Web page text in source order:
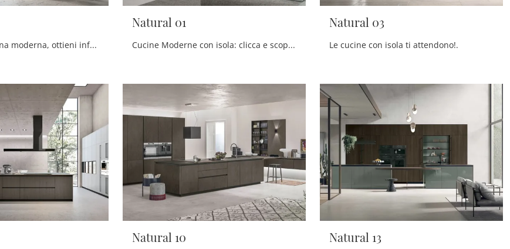
Se vuoi una cucina moderna, ottieni informazioni sul modello Karma 02 Stosa.
Natural 01
Cucine Moderne con isola: clicca e scopri un ricco catalogo di soluzioni del marchio Stosa, tra cui il modello Natural 01.
Natural 03
Le cucine con isola ti attendono!.
Natural 10 Natural 13